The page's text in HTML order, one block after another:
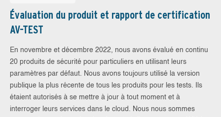
Évaluation du produit et rapport de certification
AV-TEST
En novembre et décembre 2022, nous avons évalué en continu
20 produits de sécurité pour particuliers en utilisant leurs
paramètres par défaut. Nous avons toujours utilisé la version
publique la plus récente de tous les produits pour les tests. Ils
étaient autorisés à se mettre à jour à tout moment et à
interroger leurs services dans le cloud. Nous nous sommes